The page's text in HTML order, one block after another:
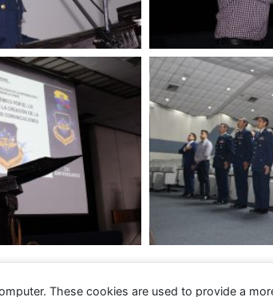
These cookies are used to provide a